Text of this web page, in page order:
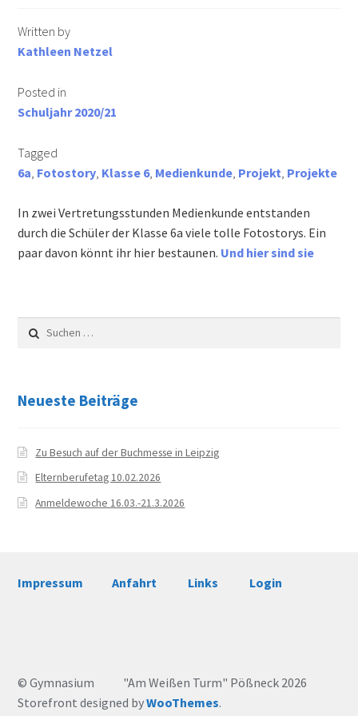
Informationen für Busfahrschüler
Schulsozialarbeit
Schulkonferenz
Downloads
Eltern & Schüler
Aktuelles
Archiv
Schuljahr 2019/20
Written by
Kathleen Netzel
Posted in
Schuljahr 2020/21
Tagged
6a Fotostory Klasse 6, Medienkunde Projekt Projekte
In zwei Vertretungsstunden Medienkunde entstanden
durch die Schüler der Klasse 6a viele tolle Fotostorys. Ein
paar davon könnt ihr hier bestaunen. Und hier sind sie
nach:
Neueste Beiträge
Zu Besuch auf der Buchmesse in Leipzig
Elternberufetag 10.02.2026
Anmeldewoche 16.03.-21.3.2026
Impressum Anfahrt Links Login
© Gymnasium "Am Weißen Turm" Pößneck 2026
Storefront designed byWooThemes.